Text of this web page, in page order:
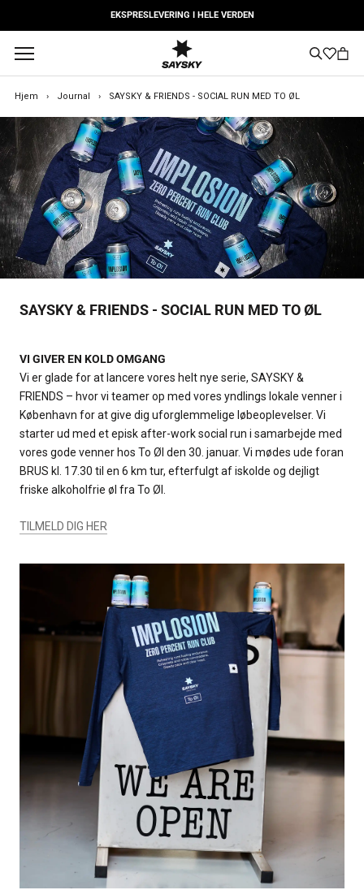
indhold
LEVERING NÆSTE DAG
Hjem › Journal › SAYSKY & FRIENDS - SOCIAL RUN MED TO ØL
SAYSKY & FRIENDS - SOCIAL RUN MED TO ØL
VI GIVER EN KOLD OMGANG
Vi er glade for at lancere vores helt nye serie, SAYSKY &
FRIENDS – hvor vi teamer op med vores yndlings lokale venner i
København for at give dig uforglemmelige løbeoplevelser. Vi
starter ud med et episk after-work social run i samarbejde med
vores gode venner hos To Øl den 30. januar. Vi mødes ude foran
BRUS kl. 17.30 til en 6 km tur, efterfulgt af iskolde og dejligt
friske alkoholfrie øl fra To Øl.
TILMELD DIG HER